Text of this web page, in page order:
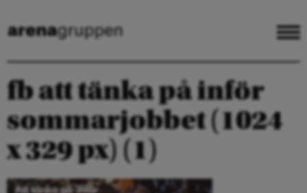
fb att tänka på inför
sommarjobbet (1024
x 329 px) (1)